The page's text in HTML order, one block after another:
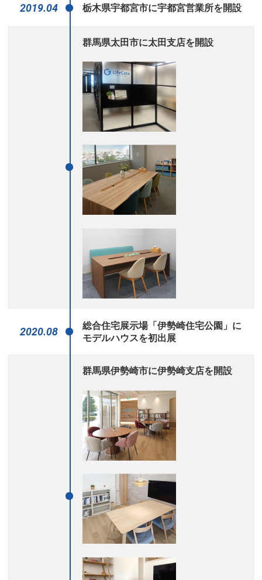
2019.04 栃木県宇都宮市に宇都宮営業所を開設
群馬県太田市に太田支店を開設
2020.08
総合住宅展示場「伊勢崎住宅公園」に
モデルハウスを初出展
群馬県伊勢崎市に伊勢崎支店を開設